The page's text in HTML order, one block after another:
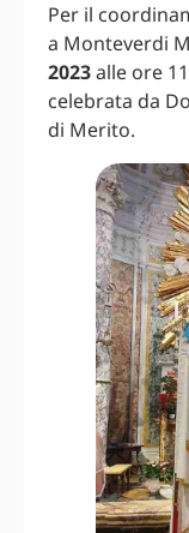
Per il
a Monteverdi
2023alle ore
celebrata da
di Merito.